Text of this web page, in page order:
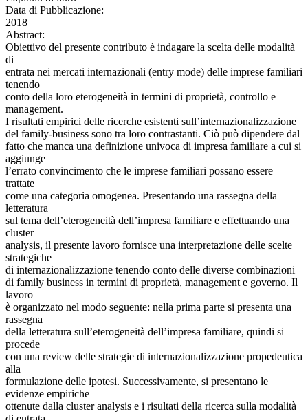
Data di Pubblicazione:
2018
Abstract:
Obiettivo del presente contributo è indagare la scelta delle modalità
di
entrata nei mercati internazionali (entry mode) delle imprese familiari
tenendo
conto della loro eterogeneità in termini di proprietà, controllo e
management.
I risultati empirici delle ricerche esistenti sull’internazionalizzazione
del family-business sono tra loro contrastanti. Ciò può dipendere dal
fatto che manca una definizione univoca di impresa familiare a cui si
aggiunge
l’errato convincimento che le imprese familiari possano essere
trattate
come una categoria omogenea. Presentando una rassegna della
letteratura
sul tema dell’eterogeneità dell’impresa familiare e effettuando una
cluster
analysis, il presente lavoro fornisce una interpretazione delle scelte
strategiche
di internazionalizzazione tenendo conto delle diverse combinazioni
di family business in termini di proprietà, management e governo. Il
lavoro
è organizzato nel modo seguente: nella prima parte si presenta una
rassegna
della letteratura sull’eterogeneità dell’impresa familiare, quindi si
procede
con una review delle strategie di internazionalizzazione propedeutica
alla
formulazione delle ipotesi. Successivamente, si presentano le
evidenze empiriche
ottenute dalla cluster analysis e i risultati della ricerca sulla modalità